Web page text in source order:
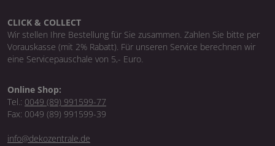
CLICK & COLLECT
Wir stellen Ihre Bestellung für Sie zusammen. Zahlen Sie bitte per
Vorauskasse (mit 2% Rabatt). Für unseren Service berechnen wir
eine Servicepauschale von 5,- Euro.
Online Shop:
Tel.: 0049 (89) 991599-77
Fax: 0049 (89) 991599-39
info@dekozentrale.de